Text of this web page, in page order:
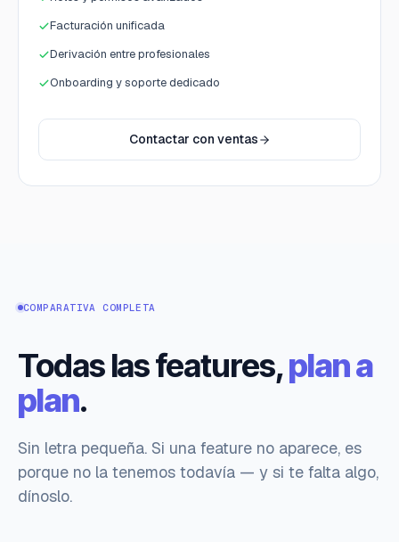
Facturación unificada
Derivación entre profesionales
Onboarding y soporte dedicado
Contactar con ventas
COMPARATIVA COMPLETA
Todas las features,plan a
plan.
Sin letra pequeña. Si una feature no aparece, es
porque no la tenemos todavía — y si te falta algo,
dínoslo.